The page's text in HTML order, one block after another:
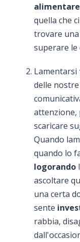
quella che
trovare
superare le
Lamentarsi
delle
attenzione,
scaricare
Quando
quando lo
logorando
ascoltare
una certa
sente
rabbia,